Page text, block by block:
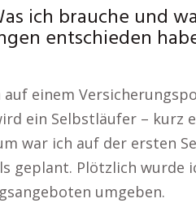
ich brauche und
entschieden
einem
ein Selbstläufer – kurz
war ich auf der ersten
geplant. Plötzlich wurde
umgeben.